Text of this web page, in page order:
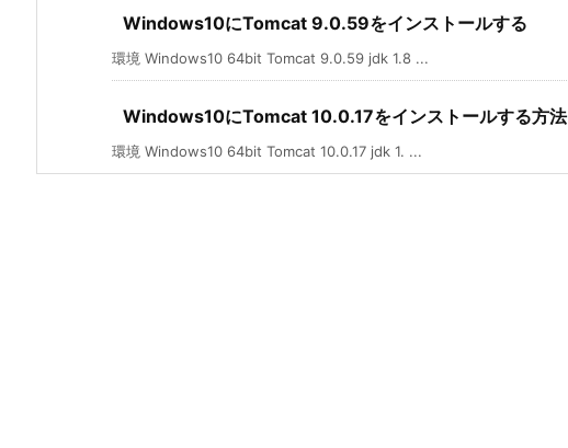
Windows10にTomcat 9.0.59をインストールする
環境 Windows10 64bit Tomcat 9.0.59 jdk 1.8 ...
Windows10にTomcat 10.0.17をインストールする方法
環境 Windows10 64bit Tomcat 10.0.17 jdk 1. ...